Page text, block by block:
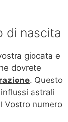
di nascita
giocata e
dovrete
. Questo
astrali
Vostro numero